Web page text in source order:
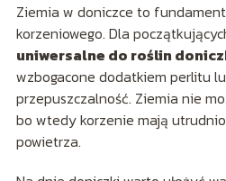
Ziemia w doniczce to fundament
korzeniowego. Dla
uniwersalne do roślin
wzbogacone dodatkiem perlitu
przepuszczalność. Ziemia nie
bo wtedy korzenie mają
powietrza.